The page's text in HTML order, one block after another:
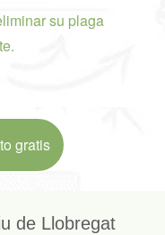
su plaga
gratis
de Llobregat